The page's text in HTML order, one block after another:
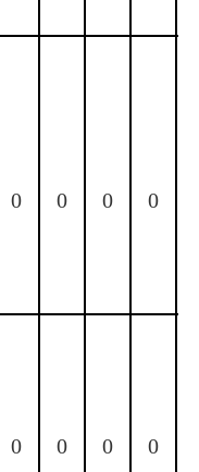
0 0 0 0
0 0 0 0